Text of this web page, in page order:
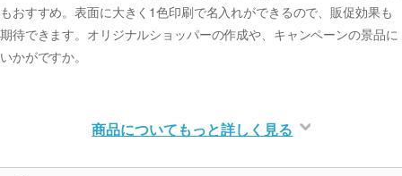
もおすすめ。表面に大きく1色印刷で名入れができるので、販促効果も
期待できます。オリジナルショッパーの作成や、キャンペーンの景品に
いかがですか。
商品についてもっと詳しく見る